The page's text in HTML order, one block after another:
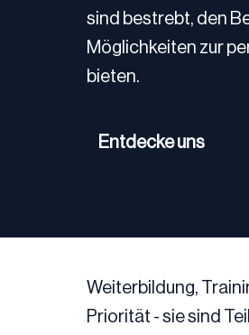
sind bestrebt, den
Möglichkeiten zur
bieten.
Entdecke uns
Weiterbildung,
Priorität - sie sind